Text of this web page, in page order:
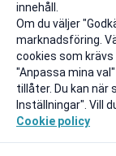
innehåll.
Om du väljer
marknadsföring.
cookies som
"Anpassa mina
tillåter. Du kan när
Inställningar". Vill
Cookie policy